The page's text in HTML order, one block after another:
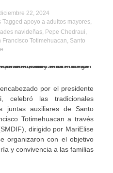
22, 2024
Tagged apoyo a adultos mayores,
navideñas, Pepe Chedraui,
Francisco Totimehuacan, Santo
por el presidente
celebró las tradicionales
juntas auxiliares de Santo
Totimehuacan a través
dirigido por MariElise
organizaron con el objetivo
y convivencia a las familias